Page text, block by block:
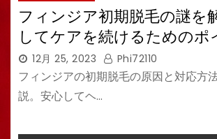
フィンジア初期脱毛の謎を
してケアを続けるためのポ
12月 25, 2023 Phi72110
フィンジアの初期脱毛の原因と対応方
説。安心してヘ…